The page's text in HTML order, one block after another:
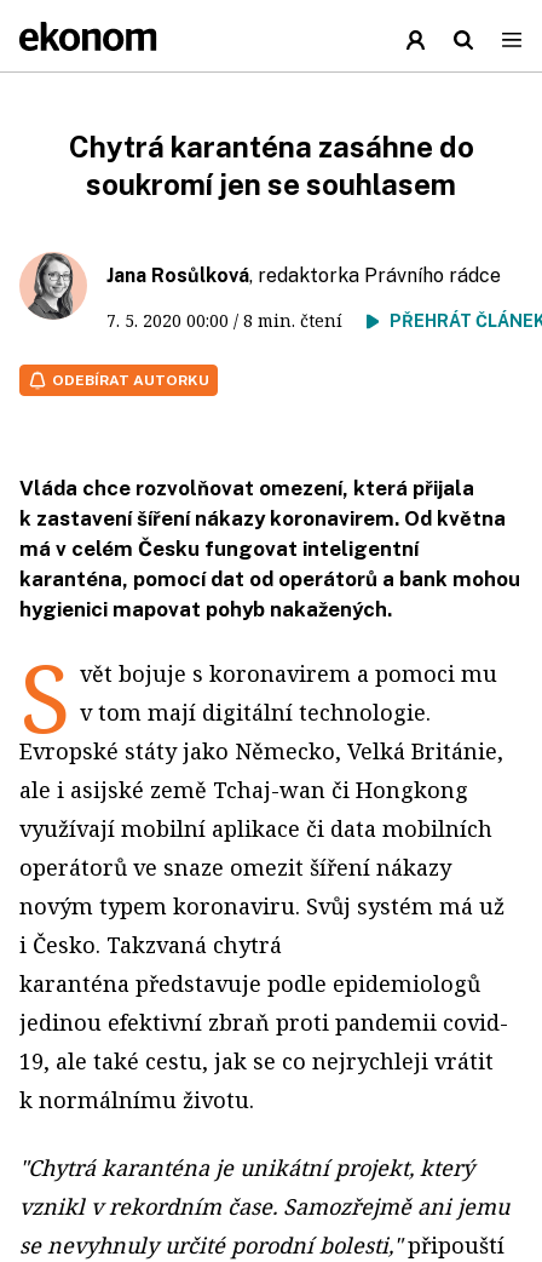
Chytrá karanténa zasáhne do
soukromí jen se souhlasem
Jana Rosůlková, redaktorka Právního rádce
7. 5. 2020 00:00 / 8 min. čtení PŘEHRÁT
ODEBÍRAT AUTORKU
Vláda chce rozvolňovat omezení, která přijala
k zastavení šíření nákazy koronavirem. Od května
má v celém Česku fungovat inteligentní
karanténa, pomocí dat od operátorů a bank mohou
hygienici mapovat pohyb nakažených.
S vět bojuje s koronavirem a pomoci mu
v tom mají digitální technologie.
Evropské státy jako Německo, Velká Británie,
ale i asijské země Tchaj-wan či Hongkong
využívají mobilní aplikace či data mobilních
operátorů ve snaze omezit šíření nákazy
novým typem koronaviru. Svůj systém má už
i Česko. Takzvaná chytrá
karanténa představuje podle epidemiologů
jedinou efektivní zbraň proti pandemii covid-
19, ale také cestu, jak se co nejrychleji vrátit
k normálnímu životu.
"Chytrá karanténa je unikátní projekt, který
vznikl v rekordním čase. Samozřejmě ani jemu
se nevyhnuly určité porodní bolesti,"připouští